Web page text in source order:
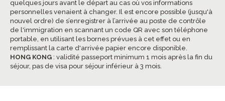
quelques jours avant le départ au cas où vos informations
personnelles venaient à changer. Il est encore possible (jusqu'à
nouvel ordre) de s’enregistrer à l’arrivée au poste de contrôle
de l'immigration en scannant un code QR avec son téléphone
portable, en utilisant les bornes prévues à cet effet ou en
remplissant la carte d'arrivée papier encore disponible.
HONG KONG : validité passeport minimum 1 mois après la fin du
séjour, pas de visa pour séjour inférieur à 3 mois.